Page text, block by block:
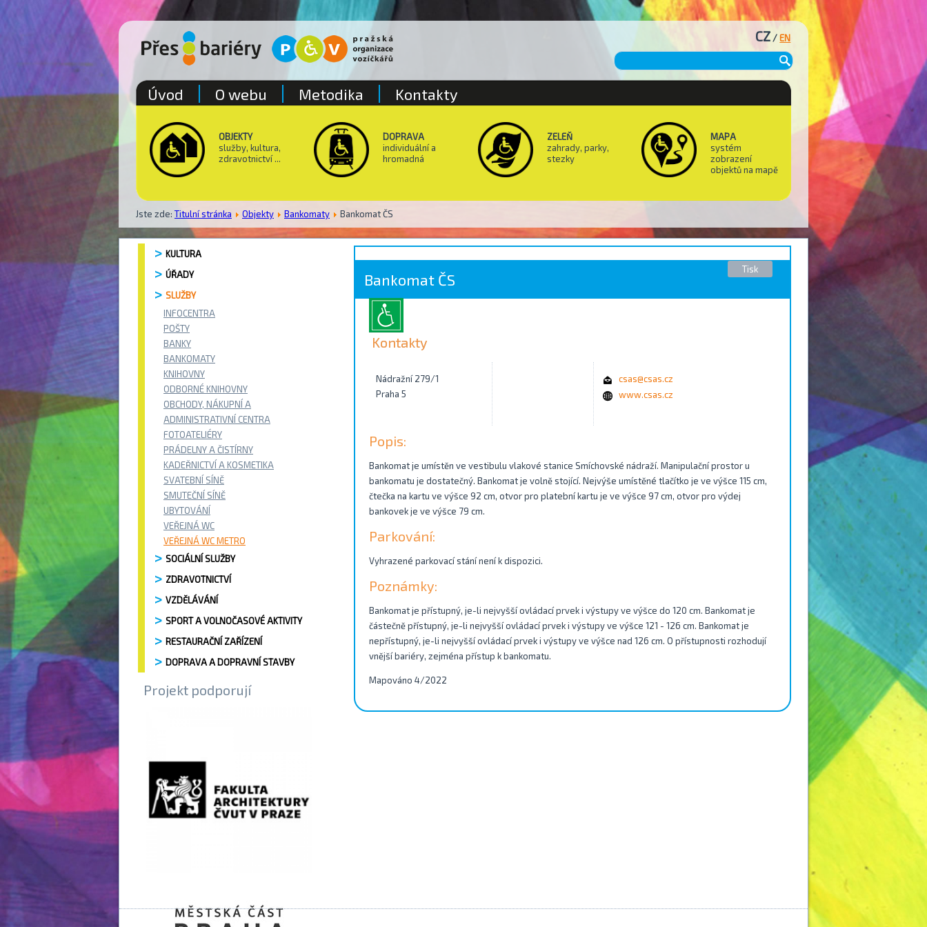
OBJEKTY
služby, kultura,
zdravotnictví ...
DOPRAVA
individuální a
hromadná
ZELEŇ
zahrady, parky,
stezky
MAPA
systém
zobrazení
objektů na mapě
CZ /EN
Jste zde: Titulní stránka Objekty Bankomaty Bankomat ČS
Úvod O webu Metodika Kontakty
KULTURA
ÚŘADY
SLUŽBY
INFOCENTRA
POŠTY
BANKY
BANKOMATY
KNIHOVNY
ODBORNÉ KNIHOVNY
OBCHODY, NÁKUPNÍ A
ADMINISTRATIVNÍ CENTRA
FOTOATELIÉRY
PRÁDELNY A ČISTÍRNY
KADEŘNICTVÍ A KOSMETIKA
SVATEBNÍ SÍNĚ
SMUTEČNÍ SÍNĚ
UBYTOVÁNÍ
VEŘEJNÁ WC
VEŘEJNÁ WC METRO
SOCIÁLNÍ SLUŽBY
ZDRAVOTNICTVÍ
VZDĚLÁVÁNÍ
SPORT A VOLNOČASOVÉ AKTIVITY
RESTAURAČNÍ ZAŘÍZENÍ
DOPRAVA A DOPRAVNÍ STAVBY
Projekt podporují
Tisk
Bankomat ČS
Kontakty
Nádražní 279/1
Praha 5
csas@csas.cz
www.csas.cz
Popis:
Bankomat je umístěn ve vestibulu vlakové stanice Smíchovské nádraží. Manipulační prostor u
bankomatu je dostatečný. Bankomat je volně stojící. Nejvýše umístěné tlačítko je ve výšce 115 cm,
čtečka na kartu ve výšce 92 cm, otvor pro platební kartu je ve výšce 97 cm, otvor pro výdej
bankovek je ve výšce 79 cm.
Parkování:
Vyhrazené parkovací stání není k dispozici.
Poznámky:
Bankomat je přístupný, je-li nejvyšší ovládací prvek i výstupy ve výšce do 120 cm. Bankomat je
částečně přístupný, je-li nejvyšší ovládací prvek i výstupy ve výšce 121 - 126 cm. Bankomat je
nepřístupný, je-li nejvyšší ovládací prvek i výstupy ve výšce nad 126 cm. O přístupnosti rozhodují
vnější bariéry, zejména přístup k bankomatu.
Mapováno 4/2022